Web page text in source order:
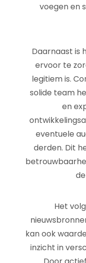
voegen en
Daarnaast is
ervoor te
legitiem is.
solide team
en
eventuele
derden. Dit
Het
kan ook
inzicht in